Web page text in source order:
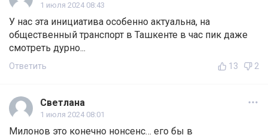
1 июля 2024 08:43
У нас эта инициатива особенно актуальна, на
общественный транспорт в Ташкенте в час пик даже
смотреть дурно...
Ответить 13 2
Светлана
1 июля 2024 08:01
Милонов это конечно нонсенс… его бы в